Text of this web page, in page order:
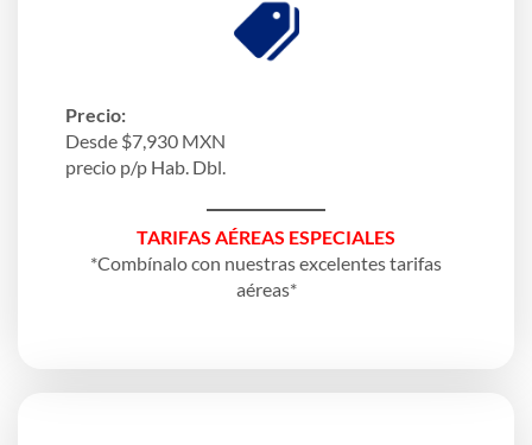
Precio:
Desde $7,930 MXN
precio p/p Hab. Dbl.
TARIFAS AÉREAS ESPECIALES
*Combínalo con nuestras excelentes tarifas
aéreas*